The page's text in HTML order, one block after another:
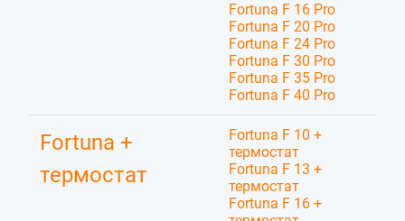
Fortuna F 16 Pro
Fortuna F 20 Pro
Fortuna F 24 Pro
Fortuna F 30 Pro
Fortuna F 35 Pro
Fortuna F 40 Pro
Fortuna +
термостат
Fortuna F 10 +
термостат
Fortuna F 13 +
термостат
Fortuna F 16 +